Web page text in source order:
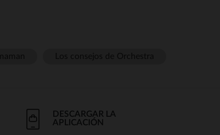
DESCARGAR LA
APLICACIÓN